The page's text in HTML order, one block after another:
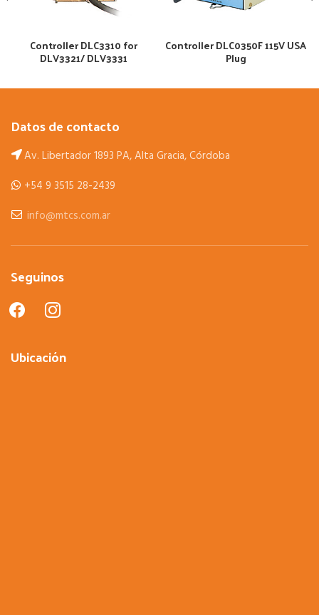
Controller DLC3310 for
DLV3321/ DLV3331
Controller DLC0350F 115V USA
Plug
Datos de contacto
Av. Libertador 1893 PA, Alta Gracia, Córdoba
+54 9 3515 28-2439
info@mtcs.com.ar
Seguinos
facebookinstagram
Ubicación